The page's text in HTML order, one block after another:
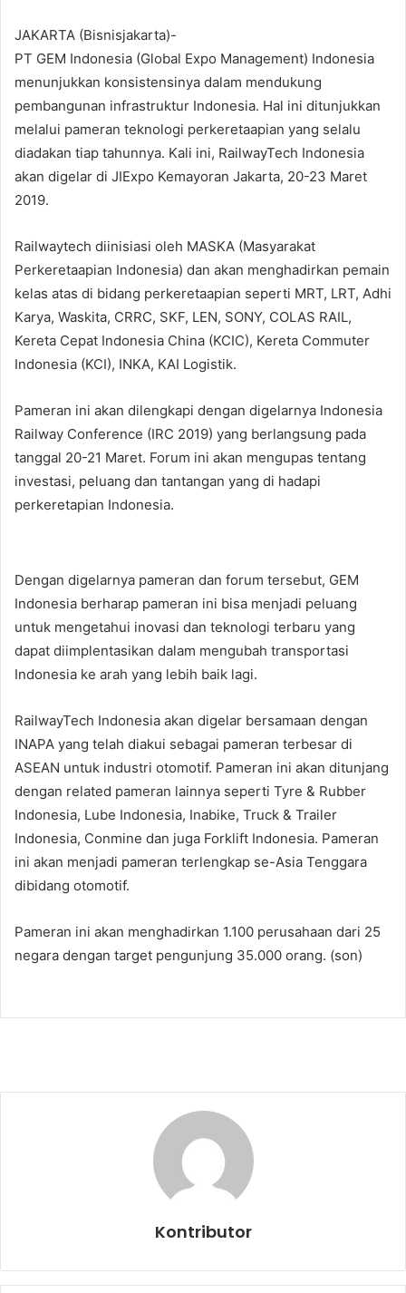
JAKARTA (Bisnisjakarta)-
PT GEM Indonesia (Global Expo Management) Indonesia
menunjukkan konsistensinya dalam mendukung
pembangunan infrastruktur Indonesia. Hal ini ditunjukkan
melalui pameran teknologi perkeretaapian yang selalu
diadakan tiap tahunnya. Kali ini, RailwayTech Indonesia
akan digelar di JIExpo Kemayoran Jakarta, 20-23 Maret
2019.
Railwaytech diinisiasi oleh MASKA (Masyarakat
Perkeretaapian Indonesia) dan akan menghadirkan pemain
kelas atas di bidang perkeretaapian seperti MRT, LRT, Adhi
Karya, Waskita, CRRC, SKF, LEN, SONY, COLAS RAIL,
Kereta Cepat Indonesia China (KCIC), Kereta Commuter
Indonesia (KCI), INKA, KAI Logistik.
Pameran ini akan dilengkapi dengan digelarnya Indonesia
Railway Conference (IRC 2019) yang berlangsung pada
tanggal 20-21 Maret. Forum ini akan mengupas tentang
investasi, peluang dan tantangan yang di hadapi
perkeretapian Indonesia.
Dengan digelarnya pameran dan forum tersebut, GEM
Indonesia berharap pameran ini bisa menjadi peluang
untuk mengetahui inovasi dan teknologi terbaru yang
dapat diimplentasikan dalam mengubah transportasi
Indonesia ke arah yang lebih baik lagi.
RailwayTech Indonesia akan digelar bersamaan dengan
INAPA yang telah diakui sebagai pameran terbesar di
ASEAN untuk industri otomotif. Pameran ini akan ditunjang
dengan related pameran lainnya seperti Tyre & Rubber
Indonesia, Lube Indonesia, Inabike, Truck & Trailer
Indonesia, Conmine dan juga Forklift Indonesia. Pameran
ini akan menjadi pameran terlengkap se-Asia Tenggara
dibidang otomotif.
Pameran ini akan menghadirkan 1.100 perusahaan dari 25
negara dengan target pengunjung 35.000 orang. (son)
Kontributor